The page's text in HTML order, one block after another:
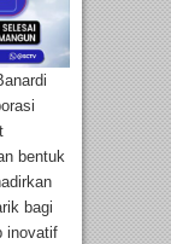
bentuk
bagi
inovatif